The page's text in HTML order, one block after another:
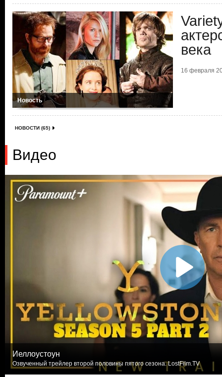
Новость
века
16 февраля
НОВОСТИ (65)
Видео
Йеллоустоун
Озвученный трейлер второй половины пятого сезона. LostFilm.TV